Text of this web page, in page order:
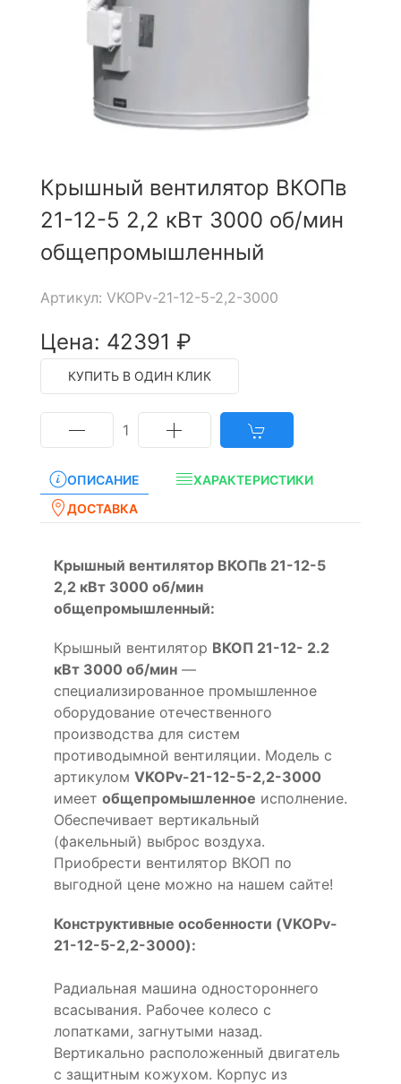
Крышный вентилятор ВКОПв
21-12-5 2,2 кВт 3000 об/мин
общепромышленный
Артикул: VKOPv-21-12-5-2,2-3000
Цена: 42391 ₽
КУПИТЬ В ОДИН КЛИК
1
ОПИСАНИЕ
ХАРАКТЕРИСТИКИ
ДОСТАВКА
Крышный вентилятор ВКОПв 21-12-5
2,2 кВт 3000 об/мин
общепромышленный:
Крышный вентилятор ВКОП 21-12- 2.2
кВт 3000 об/мин —
специализированное промышленное
оборудование отечественного
производства для систем
противодымной вентиляции. Модель с
артикулом VKOPv-21-12-5-2,2-3000
имеет общепромышленное исполнение.
Обеспечивает вертикальный
(факельный) выброс воздуха.
Приобрести вентилятор ВКОП по
выгодной цене можно на нашем сайте!
Конструктивные особенности (VKOPv-
21-12-5-2,2-3000):
Радиальная машина одностороннего
всасывания. Рабочее колесо с
лопатками, загнутыми назад.
Вертикально расположенный двигатель
с защитным кожухом. Корпус из